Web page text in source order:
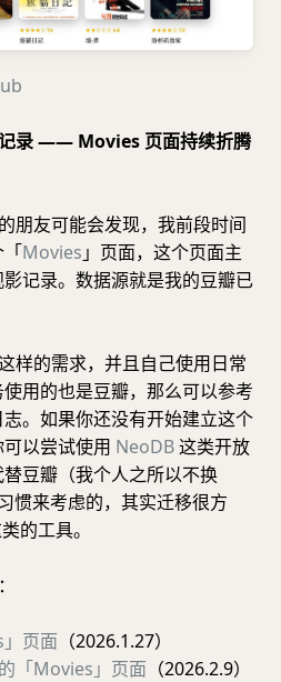
录 —— Movies 页面持续折腾
朋友可能会发现，我前段时间
「Movies 」页面，这个页面主
记录。数据源就是我的豆瓣已
样的需求，并且自己使用日常
用的也是豆瓣，那么可以参考
。如果你还没有开始建立这个
以尝试使用 NeoDB这类开放
豆瓣（我个人之所以不换
惯来考虑的，其实迁移很方
的工具。
：
页面 （2026.1.27）
「Movies」页面 （2026.2.9）